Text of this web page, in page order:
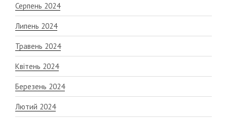
Серпень 2024
Липень 2024
Травень 2024
Квітень 2024
Березень 2024
Лютий 2024